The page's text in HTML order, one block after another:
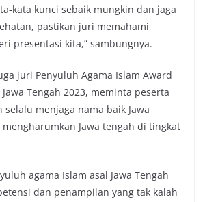
kata kunci sebaik mungkin dan jaga
pastikan juri memahami
presentasi kita,” sambungnya.
juri Penyuluh Agama Islam Award
Tengah 2023, meminta peserta
selalu menjaga nama baik Jawa
Jawa tengah di tingkat
agama Islam asal Jawa Tengah
dan penampilan yang tak kalah